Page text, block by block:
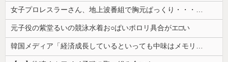
女子プロレスラーさん、地上波番組で胸元ぱっくり・・・（※画像あり）
元子役の紫堂るいの競泳水着お○ぱいポロリ具合がエ□い
韓国メディア「経済成長しているといっても中味はメモリ価格だけ。雇用増加見通しが半減してしまった」……韓国の内需不況は根強い状況っすね